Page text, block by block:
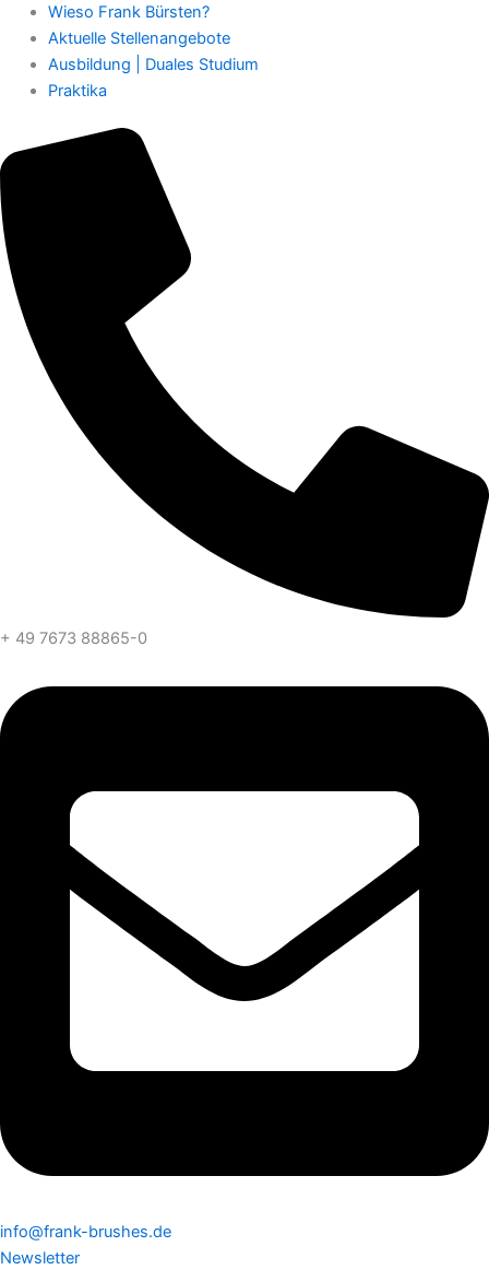
Wieso Frank Bürsten?
Aktuelle Stellenangebote
Ausbildung | Duales Studium
Praktika
+ 49 7673 88865-0
info@frank-brushes.de
Newsletter